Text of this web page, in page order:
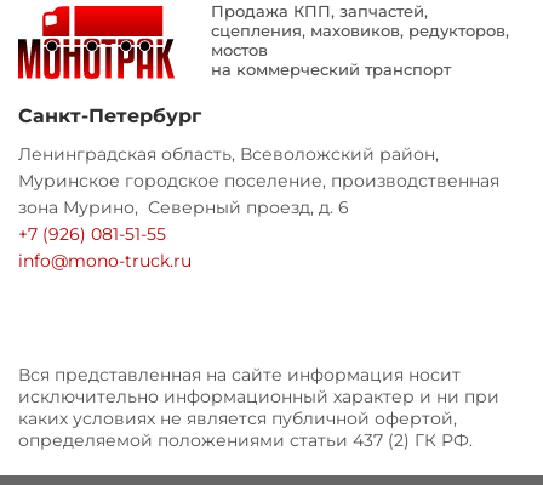
Продажа КПП, запчастей,
сцепления, маховиков, редукторов,
мостов
на коммерческий транспорт
Санкт-Петербург
Ленинградская область, Всеволожский район,
Муринское городское поселение, производственная
зона Мурино, Северный проезд, д. 6
+7 (926) 081-51-55
info@mono-truck.ru
Вся представленная на сайте информация носит
исключительно информационный характер и ни при
каких условиях не является публичной офертой,
определяемой положениями статьи 437 (2) ГК РФ.